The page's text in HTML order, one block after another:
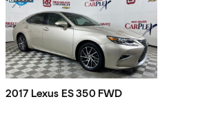
2017 Lexus ES 350 FWD